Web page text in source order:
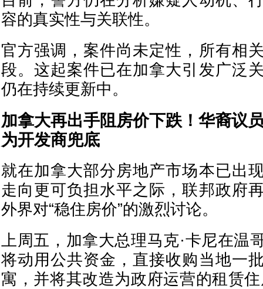
容的真实性与关联性。
官方强调，案件尚未定性，所有相
段。这起案件已在加拿大引发广泛
仍在持续更新中。
加拿大再出手阻房价下跌！华裔议
为开发商兜底
就在加拿大部分房地产市场本已出
走向更可负担水平之际，联邦政府
外界对“稳住房价”的激烈讨论。
上周五，加拿大总理马克·卡尼在温
将动用公共资金，直接收购当地一
寓，并将其改造为政府运营的租赁